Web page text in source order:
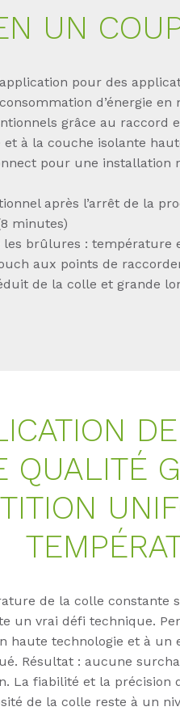
UN
pour des
d’énergie
grâce au raccord
à la couche isolante
pour une installation
après l’arrêt de la
minutes)
brûlures : température
aux points de
de la colle et grande
QUALITÉ
de la colle constante
un vrai défi technique.
haute technologie et à
Résultat : aucune
La fiabilité et la précision
de la colle reste à un